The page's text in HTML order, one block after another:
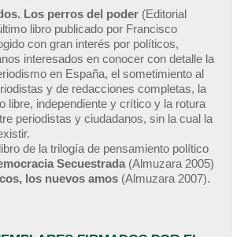
Los perros del poder (Editorial
libro publicado por Francisco
con gran interés por políticos,
interesados en conocer con detalle la
en España, el sometimiento al
y de redacciones completas, la
libre, independiente y crítico y la rotura
periodistas y ciudadanos, sin la cual la
de la trilogía de pensamiento político
Secuestrada (Almuzara 2005)
los nuevos amos (Almuzara 2007).